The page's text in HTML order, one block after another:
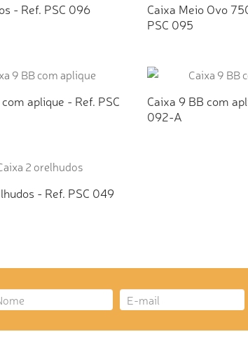
- Ref. PSC 096
Caixa Meio Ovo
PSC 095
aplique - Ref. PSC
Caixa 9 BB com
092-A
- Ref. PSC 049